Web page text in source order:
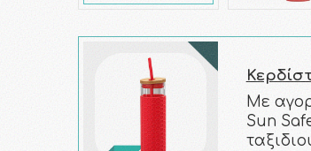
Με
Sun